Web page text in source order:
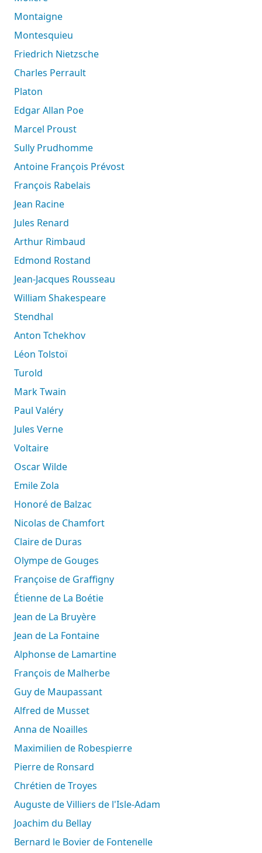
Montaigne
Montesquieu
Friedrich Nietzsche
Charles Perrault
Platon
Edgar Allan Poe
Marcel Proust
Sully Prudhomme
Antoine François Prévost
François Rabelais
Jean Racine
Jules Renard
Arthur Rimbaud
Edmond Rostand
Jean-Jacques Rousseau
William Shakespeare
Stendhal
Anton Tchekhov
Léon Tolstoï
Turold
Mark Twain
Paul Valéry
Jules Verne
Voltaire
Oscar Wilde
Emile Zola
Honoré de Balzac
Nicolas de Chamfort
Claire de Duras
Olympe de Gouges
Françoise de Graffigny
Étienne de La Boétie
Jean de La Bruyère
Jean de La Fontaine
Alphonse de Lamartine
François de Malherbe
Guy de Maupassant
Alfred de Musset
Anna de Noailles
Maximilien de Robespierre
Pierre de Ronsard
Chrétien de Troyes
Auguste de Villiers de l'Isle-Adam
Joachim du Bellay
Bernard le Bovier de Fontenelle